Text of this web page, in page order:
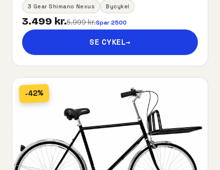
3 Gear Shimano Nexus Bycykel
3.499 kr.5.999 kr.Spar 2500
SE CYKEL→
-42%